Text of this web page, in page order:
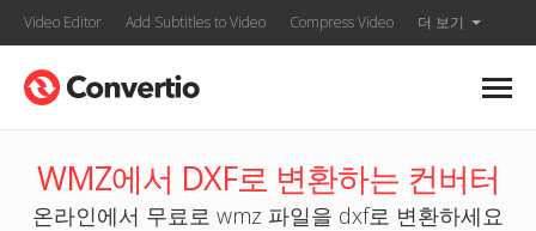
Video Editor Add Subtitles to Video Compress Video 더 보기
WMZ에서 DXF로 변환하는 컨버터
온라인에서 무료로 wmz 파일을 dxf로 변환하세요